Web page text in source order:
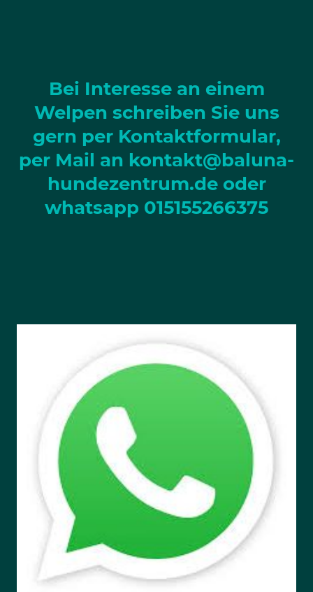
Bei Interesse an einem
Welpen schreiben Sie uns
gern per Kontaktformular,
per Mail an kontakt@baluna-
hundezentrum.de oder
whatsapp 015155266375